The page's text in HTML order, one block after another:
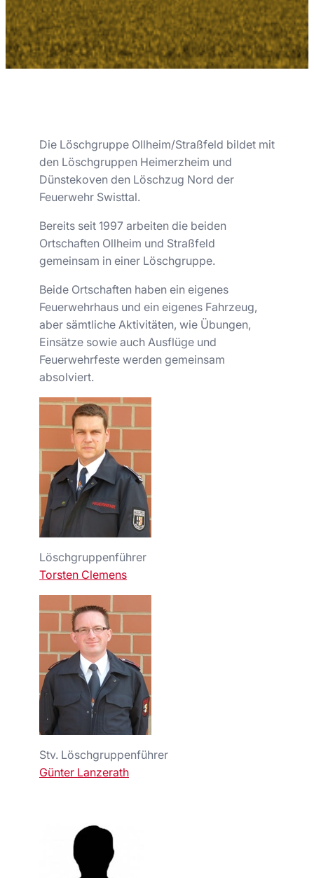
Die Löschgruppe Ollheim/Straßfeld bildet mit
den Löschgruppen Heimerzheim und
Dünstekoven den Löschzug Nord der
Feuerwehr Swisttal.
Bereits seit 1997 arbeiten die beiden
Ortschaften Ollheim und Straßfeld
gemeinsam in einer Löschgruppe.
Beide Ortschaften haben ein eigenes
Feuerwehrhaus und ein eigenes Fahrzeug,
aber sämtliche Aktivitäten, wie Übungen,
Einsätze sowie auch Ausflüge und
Feuerwehrfeste werden gemeinsam
absolviert.
Löschgruppenführer
Torsten Clemens
Stv. Löschgruppenführer
Günter Lanzerath